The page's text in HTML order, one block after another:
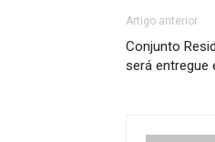
Artigo anterior
Conjunto
será entregue